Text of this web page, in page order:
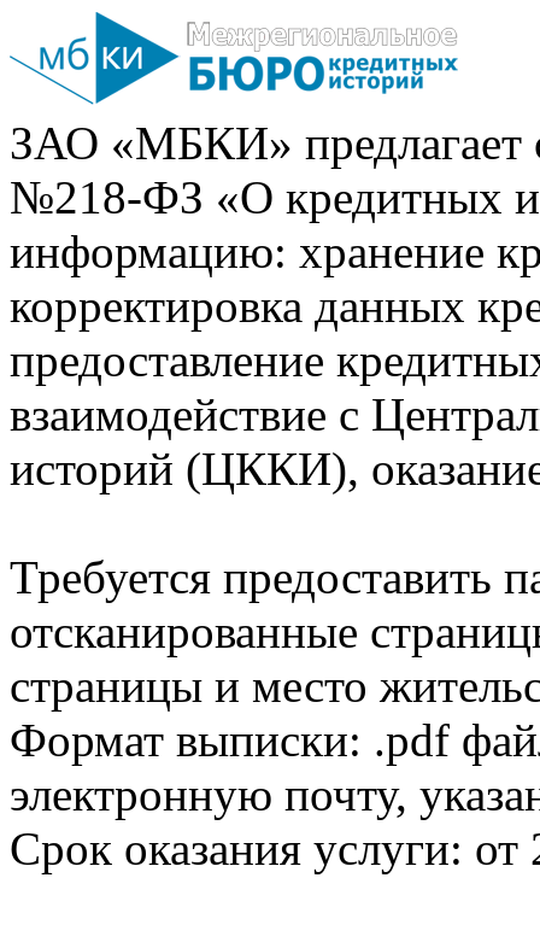
ЗАО «МБКИ» предлагает
№218-ФЗ «О кредитных
информацию: хранение
корректировка данных
предоставление
взаимодействие с
историй (ЦККИ),
Требуется предоставить
отсканированные
страницы и место
Формат выписки: .pdf
электронную почту,
Срок оказания услуги: от